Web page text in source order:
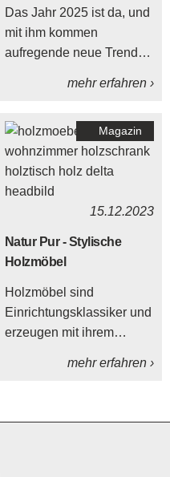
Das Jahr 2025 ist da, und
mit ihm kommen
aufregende neue Trends
mehr erfahren ›
Magazin
15.12.2023
Natur Pur - Stylische
Holzmöbel
Holzmöbel sind
Einrichtungsklassiker und
erzeugen mit ihrem
mehr erfahren ›